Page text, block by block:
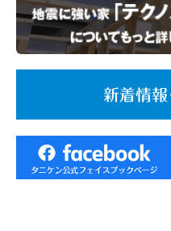
新着情